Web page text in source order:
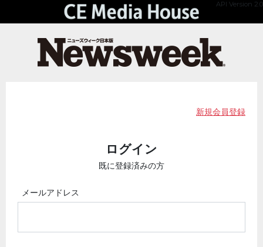
API Version 2.0
新規会員登録
ログイン
既に登録済みの方
メールアドレス